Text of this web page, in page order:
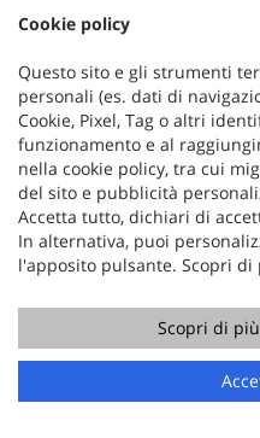
Via Nazionale 171
36056 Tezze sul Brenta (VI)
Telefono:
+39 049
Cellulare:
+39 329
Fax:
+39 049
Email:
Dati fiscali:
ALLES DI INVERSO LORENZO
C.F/P.IVA:03514030240
Registro delle imprese:PD
Cookie policy
Questo sito e gli strumenti
personali (es. dati di
Cookie, Pixel, Tag o altri
funzionamento e al
nella cookie policy, tra cui
del sito e pubblicità
Accetta tutto, dichiari di
In alternativa, puoi
l'apposito pulsante. Scopri di
Scopri di